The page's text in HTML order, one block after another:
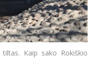
Kaip sako Rokiškio